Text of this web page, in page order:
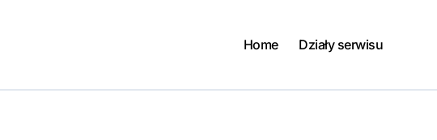
Home Działy serwisu